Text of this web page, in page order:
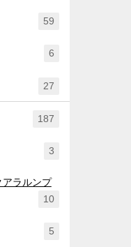
59
6
27
187
3
ラルンプ
10
5